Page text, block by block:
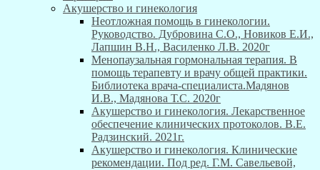
Акушерство и гинекология
Неотложная помощь в гинекологии.
Руководство. Дубровина С.О., Новиков Е.И.,
Лапшин В.Н., Василенко Л.В. 2020г
Менопаузальная гормональная терапия. В
помощь терапевту и врачу общей практики.
Библиотека врача-специалиста.Мадянов
И.В., Мадянова Т.С. 2020г
Акушерство и гинекология. Лекарственное
обеспечение клинических протоколов. В.Е.
Радзинский. 2021г.
Акушерство и гинекология. Клинические
рекомендации. Под ред. Г.М. Савельевой,